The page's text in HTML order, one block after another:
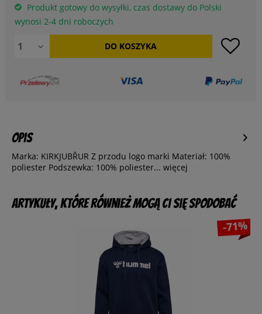
Produkt gotowy do wysyłki, czas dostawy do Polski
wynosi 2-4 dni roboczych
DO KOSZYKA
Opis
Marka: KIRKJUBŘUR Z przodu logo marki Materiał: 100%
poliester Podszewka: 100% poliester... więcej
Artykuły, które również mogą Ci się spodobać
-71%